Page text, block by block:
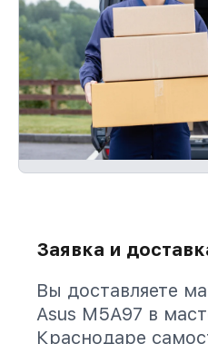
Заявка и
Вы доставляете
Asus M5A97 в
Краснодаре